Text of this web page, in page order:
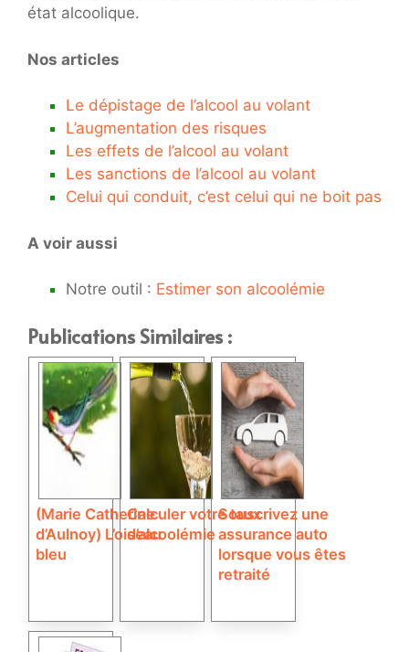
état alcoolique.
Nos articles
Le dépistage de l’alcool au volant
L’augmentation des risques
Les effets de l’alcool au volant
Les sanctions de l’alcool au volant
Celui qui conduit, c’est celui qui ne boit pas
A voir aussi
Notre outil : Estimer son alcoolémie
Publications Similaires :
(Marie Catherine
d’Aulnoy) L’oiseau
bleu
Calculer votre taux
d’alcoolémie
Souscrivez une
assurance auto
lorsque vous êtes
retraité